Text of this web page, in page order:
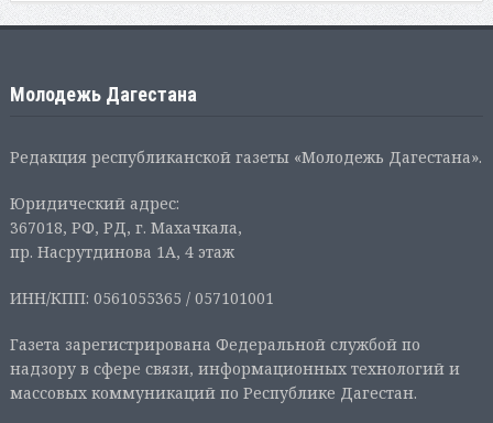
Молодежь Дагестана
Редакция республиканской газеты «Молодежь Дагестана».
Юридический адрес:
367018, РФ, РД, г. Махачкала,
пр. Насрутдинова 1А, 4 этаж
ИНН/КПП: 0561055365 / 057101001
Газета зарегистрирована Федеральной службой по
надзору в сфере связи, информационных технологий и
массовых коммуникаций по Республике Дагестан.